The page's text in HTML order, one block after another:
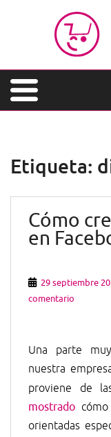
t
Etiqueta:
Cómo
en
29 septiembre
comentario
Una parte
nuestra
proviene de
mostrado
orientadas